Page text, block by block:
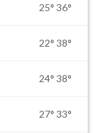
25° 36°
22° 38°
24° 38°
27° 33°